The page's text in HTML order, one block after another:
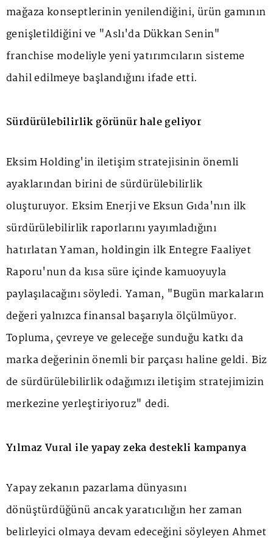
mağaza konseptlerinin yenilendiğini, ürün gamının
genişletildiğini ve "Aslı'da Dükkan Senin"
franchise modeliyle yeni yatırımcıların sisteme
dahil edilmeye başlandığını ifade etti.
Sürdürülebilirlik görünür hale geliyor
Eksim Holding'in iletişim stratejisinin önemli
ayaklarından birini de sürdürülebilirlik
oluşturuyor. Eksim Enerji ve Eksun Gıda'nın ilk
sürdürülebilirlik raporlarını yayımladığını
hatırlatan Yaman, holdingin ilk Entegre Faaliyet
Raporu'nun da kısa süre içinde kamuoyuyla
paylaşılacağını söyledi. Yaman, "Bugün markaların
değeri yalnızca finansal başarıyla ölçülmüyor.
Topluma, çevreye ve geleceğe sunduğu katkı da
marka değerinin önemli bir parçası haline geldi. Biz
de sürdürülebilirlik odağımızı iletişim stratejimizin
merkezine yerleştiriyoruz" dedi.
Yılmaz Vural ile yapay zeka destekli kampanya
Yapay zekanın pazarlama dünyasını
dönüştürdüğünü ancak yaratıcılığın her zaman
belirleyici olmaya devam edeceğini söyleyen Ahmet